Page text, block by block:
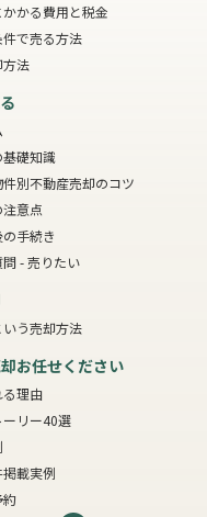
かる費用と税金
で売る方法
方法
礎知識
別不動産売却のコツ
意点
手続き
- 売りたい
う売却方法
お任せください
理由
リー40選
載実例
約